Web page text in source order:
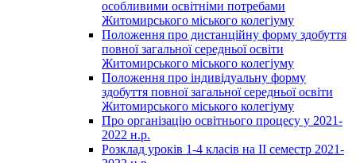
особливими освітніми потребами
Житомирського міського колегіуму
Положення про дистанційну форму здобуття
повної загальної середньої освіти
Житомирського міського колегіуму
Положення про індивідуальну форму
здобуття повної загальної середньої освіти
Житомирського міського колегіуму
Про організацію освітнього процесу у 2021-
2022 н.р.
Розклад уроків 1-4 класів на ІІ семестр 2021-